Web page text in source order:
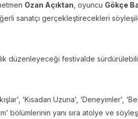
Ozan Açıktan , oyuncu Gökçe
sanatçı gerçekleştirecekleri
düzenleyeceği festivalde
‘Kısadan Uzuna’, ‘Deneyimler’,
bölümlerinin yanı sıra atölye ve